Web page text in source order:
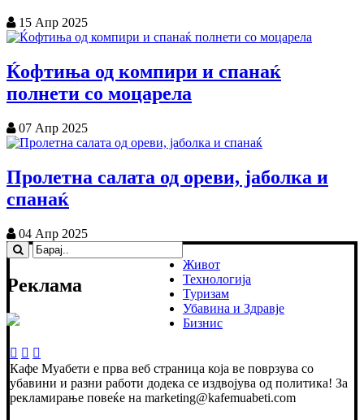
15 Апр 2025
Ќофтиња од компири и спанаќ
полнети со моцарела
07 Апр 2025
Пролетна салата од ореви, јаболка и
спанаќ
04 Апр 2025
Реклама
Живот
Технологија
Туризам
Убавина и Здравје
Бизнис
Кафе Муабети е прва веб страница која ве поврзува со
убавини и разни работи додека се издвојува од политика! За
рекламирање повеќе на marketing@kafemuabeti.com